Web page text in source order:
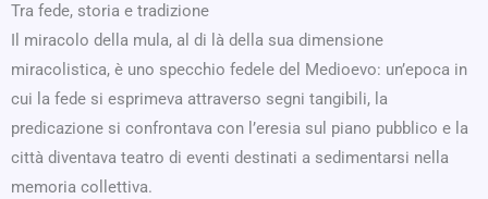
Tra fede, storia e tradizione
Il miracolo della mula, al di là della sua dimensione
miracolistica, è uno specchio fedele del Medioevo: un’epoca in
cui la fede si esprimeva attraverso segni tangibili, la
predicazione si confrontava con l’eresia sul piano pubblico e la
città diventava teatro di eventi destinati a sedimentarsi nella
memoria collettiva.